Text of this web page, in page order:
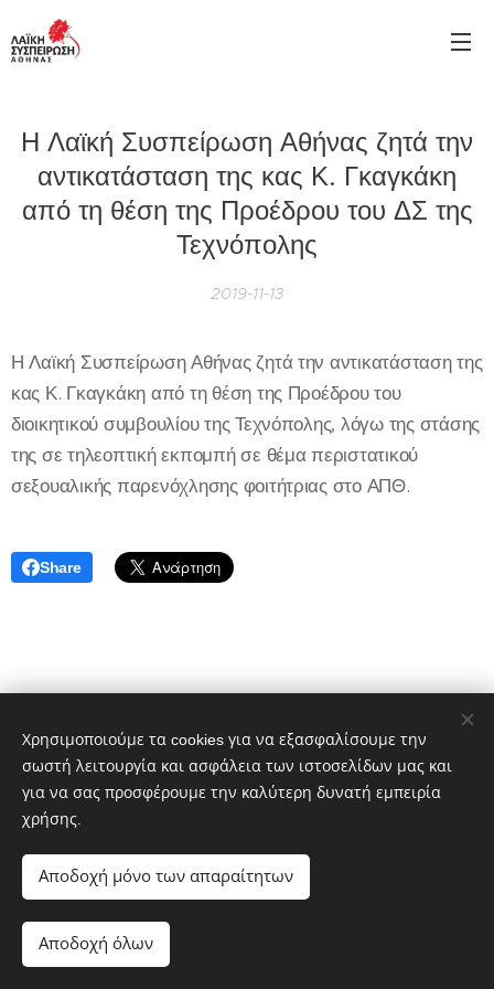
Η Λαϊκή Συσπείρωση Αθήνας ζητά την
αντικατάσταση της κας Κ. Γκαγκάκη
από τη θέση της Προέδρου του ΔΣ της
Τεχνόπολης
2019-11-13
Η Λαϊκή Συσπείρωση Αθήνας ζητά την αντικατάσταση της
κας Κ. Γκαγκάκη από τη θέση της Προέδρου του
διοικητικού συμβουλίου της Τεχνόπολης, λόγω της στάσης
της σε τηλεοπτική εκπομπή σε θέμα περιστατικού
σεξουαλικής παρενόχλησης φοιτήτριας στο ΑΠΘ.
Share
Λαϊκή Συσπείρωση Αθήνας © 2019-2026
Χρησιμοποιούμε τα cookies για να εξασφαλίσουμε την
σωστή λειτουργία και ασφάλεια των ιστοσελίδων μας και
για να σας προσφέρουμε την καλύτερη δυνατή εμπειρία
χρήσης.
Αποδοχή μόνο των απαραίτητων
Αποδοχή όλων